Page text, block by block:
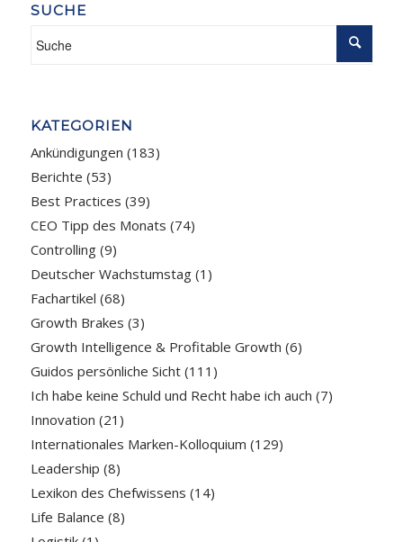
SUCHE
KATEGORIEN
Ankündigungen (183)
Berichte (53)
Best Practices (39)
CEO Tipp des Monats (74)
Controlling(9)
Deutscher Wachstumstag(1)
Fachartikel (68)
Growth Brakes (3)
Growth Intelligence & Profitable Growth (6)
Guidos persönliche Sicht(111)
Ich habe keine Schuld und Recht habe ich auch (7)
Innovation (21)
Internationales Marken-Kolloquium (129)
Leadership (8)
Lexikon des Chefwissens (14)
Life Balance (8)